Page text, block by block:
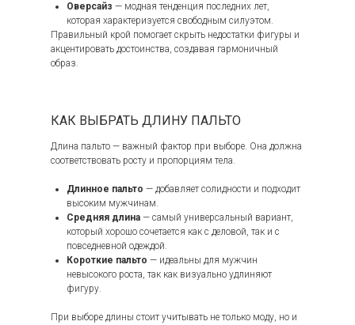
Оверсайз — модная тенденция последних лет,
которая характеризуется свободным силуэтом.
Правильный крой помогает скрыть недостатки фигуры и
акцентировать достоинства, создавая гармоничный
образ.
КАК ВЫБРАТЬ ДЛИНУ ПАЛЬТО
Длина пальто — важный фактор при выборе. Она должна
соответствовать росту и пропорциям тела.
Длинное пальто — добавляет солидности и подходит
высоким мужчинам.
Средняя длина — самый универсальный вариант,
который хорошо сочетается как с деловой, так и с
повседневной одеждой.
Короткие пальто — идеальны для мужчин
невысокого роста, так как визуально удлиняют
фигуру.
При выборе длины стоит учитывать не только моду, но и